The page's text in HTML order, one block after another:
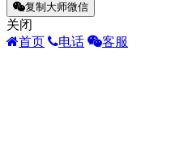
复制大师微信
关闭
首页
电话 客服